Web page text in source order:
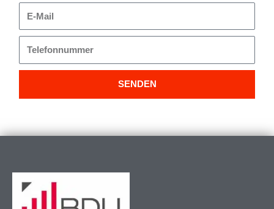
Mail
SENDEN